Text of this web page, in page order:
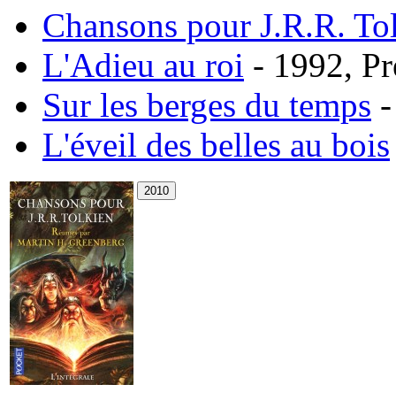
Chansons pour J.R.R.
L'Adieu au roi - 1992,
Sur les berges du temps
L'éveil des belles au bois